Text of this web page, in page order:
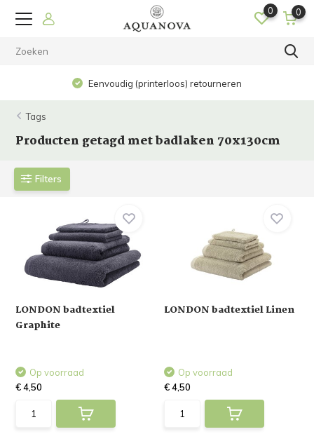
0 0
Eenvoudig (printerloos) retourneren
Tags
Producten getagd met badlaken 70x130cm
Filters
LONDON badtextiel
Graphite
Op voorraad
€ 4,50
LONDON badtextiel Linen
Op voorraad
€ 4,50